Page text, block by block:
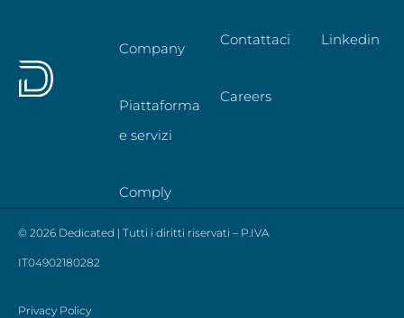
Company
Piattaforma
e servizi
Comply
Contattaci
Careers
Linkedin
© 2026 Dedicated | Tutti i diritti riservati – P.IVA
IT04902180282
Privacy Policy